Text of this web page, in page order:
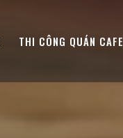
THI CÔNG QUÁN CAFE